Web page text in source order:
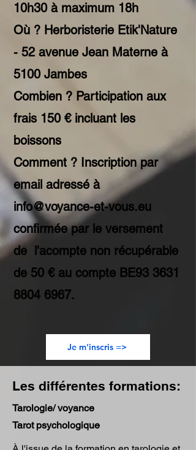
10h30 à maximum 18h
Où ? Herboristerie Etik'Nature
- 52 avenue Jean Materne à
5100 Jambes
Combien ? Participation aux
frais 150 € incluant les
boissons
Comment ? Inscription par
email adressé à
info@voyance-et-vous.eu
confirmée par le versement
de l'acompte non récupérable
de 50 € au compte BE93 3631
8804 6967.
Je m'inscris =>
Les différentes formations:
Tarologie/ voyance
Tarot psychologique